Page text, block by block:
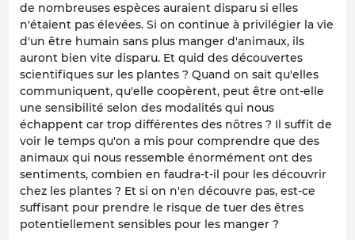
de nombreuses espèces auraient disparu si elles
n'étaient pas élevées. Si on continue à privilégier la vie
d'un être humain sans plus manger d'animaux, ils
auront bien vite disparu. Et quid des découvertes
scientifiques sur les plantes ? Quand on sait qu'elles
communiquent, qu'elle coopèrent, peut être ont-elle
une sensibilité selon des modalités qui nous
échappent car trop différentes des nôtres ? Il suffit de
voir le temps qu'on a mis pour comprendre que des
animaux qui nous ressemble énormément ont des
sentiments, combien en faudra-t-il pour les découvrir
chez les plantes ? Et si on n'en découvre pas, est-ce
suffisant pour prendre le risque de tuer des êtres
potentiellement sensibles pour les manger ?